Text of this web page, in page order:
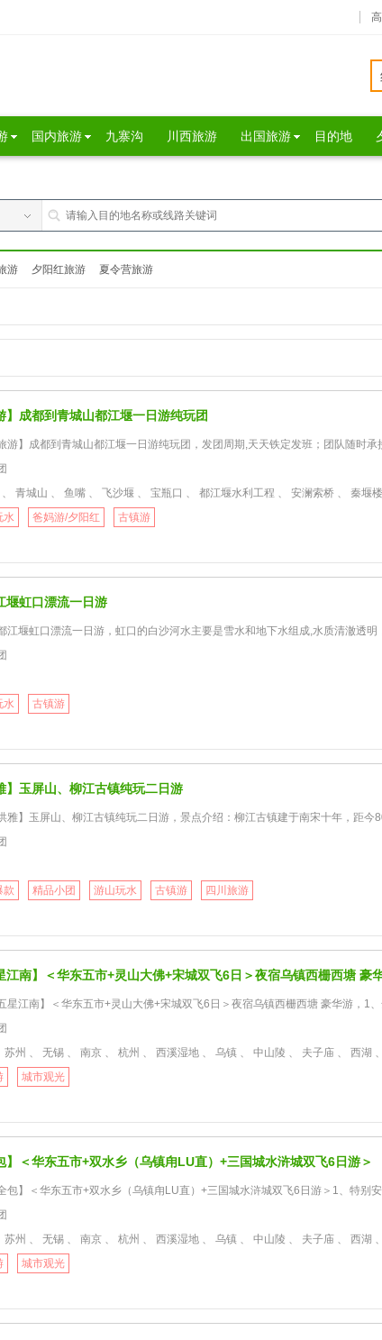
国内旅游 九寨沟 川西旅游 出国旅游 目的地
游 夕阳红旅游 夏令营旅游
】成都到青城山都江堰一日游纯玩团
游】成都到青城山都江堰一日游纯玩团，发团周期,天天铁定发班；团队随时
青城山 、 鱼嘴 、 飞沙堰 、 宝瓶口 、 都江堰水利工程 、 安澜索桥 、 秦堰
水 爸妈游/夕阳红 古镇游
堰虹口漂流一日游
江堰虹口漂流一日游，虹口的白沙河水主要是雪水和地下水组成,水质清澈透
水 古镇游
】玉屏山、柳江古镇纯玩二日游
雅】玉屏山、柳江古镇纯玩二日游，景点介绍：柳江古镇建于南宋十年，距
款 精品小团 游山玩水 古镇游 四川旅游
江南】＜华东五市+灵山大佛+宋城双飞6日＞夜宿乌镇西栅西塘 豪
五星江南】＜华东五市+灵山大佛+宋城双飞6日＞夜宿乌镇西栅西塘 豪华游，1
、 无锡 、 南京 、 杭州 、 西溪湿地 、 乌镇 、 中山陵 、 夫子庙 、 西湖 、 外滩 、 甪直古镇 、 唐寅园 、 金
城市观光
】＜华东五市+双水乡（乌镇甪LU直）+三国城水浒城双飞6日游＞
包】＜华东五市+双水乡（乌镇甪LU直）+三国城水浒城双飞6日游＞1、特别安
、 无锡 、 南京 、 杭州 、 西溪湿地 、 乌镇 、 中山陵 、 夫子庙 、 西湖 、 外滩 、 甪直古镇 、 唐寅园 、 金
城市观光